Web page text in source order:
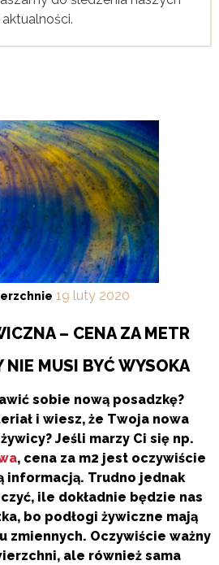
aktualności.
19 luty 2020
– CENA ZA METR
NIE MUSI BYĆ WYSOKA
sobie nową posadzkę?
i wiesz, że Twoja nowa
Jeśli marzy Ci się np.
, cena za m2 jest oczywiście
informacją. Trudno jednak
ile dokładnie będzie nas
bo podłogi żywiczne mają
zmiennych. Oczywiście ważny
ale również sama